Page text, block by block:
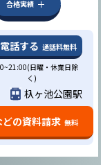
合格実績
電話する 通話料無料
日曜・休業日除
く)
杁ヶ池公園駅
の資料請求 無料